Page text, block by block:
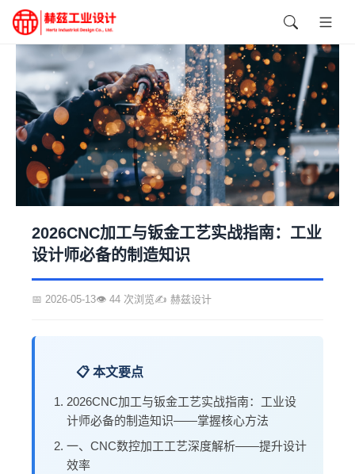
2026CNC加工与钣金工艺实战指南：工业
设计师必备的制造知识
📅 2026-05-13👁️ 44 次浏览✍️ 赫兹设计
📋 本文要点
2026CNC加工与钣金工艺实战指南：工业设
计师必备的制造知识——掌握核心方法
一、CNC数控加工工艺深度解析——提升设计
效率